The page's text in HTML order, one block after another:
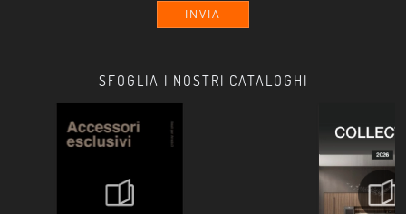
SFOGLIA I NOSTRI CATALOGHI
INVIA